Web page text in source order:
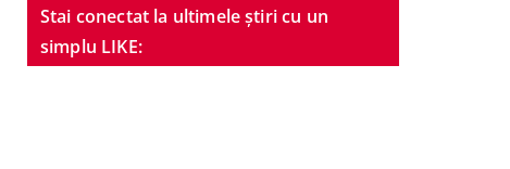
Stai conectat la ultimele știri cu un
simplu LIKE: